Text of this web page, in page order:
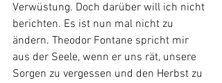
Verwüstung. Doch darüber will ich nicht
berichten. Es ist nun mal nicht zu
ändern. Theodor Fontane spricht mir
aus der Seele, wenn er uns rät, unsere
Sorgen zu vergessen und den Herbst zu